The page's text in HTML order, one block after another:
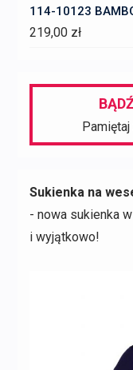
114-10123
219,00 zł
Sukienka na
- nowa sukienka
i wyjątkowo!